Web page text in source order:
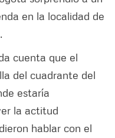
en la localidad de
cuenta que el
del cuadrante del
estaría
la actitud
hablar con el